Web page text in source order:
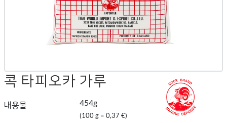
콕 타피오카 가루
내용물 454g
(100 g = 0,37 €)